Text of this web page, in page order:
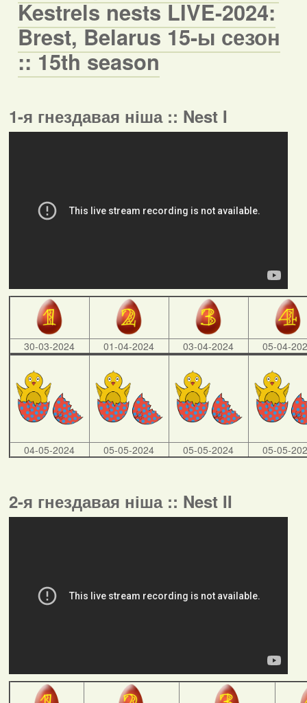
Kestrels nests LIVE-2024:
Brest, Belarus 15-ы сезон
:: 15th season
1-я гнездавая ніша :: Nest I
30-03-2024 01-04-2024 03-04-2024 05-04-
04-05-2024 05-05-2024 05-05-2024 05-05-
2-я гнездавая ніша :: Nest II